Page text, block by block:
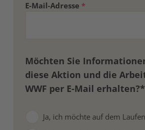
E-Mail-Adresse *
Möchten Sie
diese Aktion und die
WWF per E-Mail
Ja, ich möchte auf dem